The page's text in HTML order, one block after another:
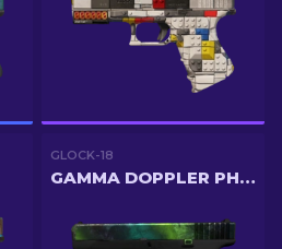
GLOCK-18
GAMMA DOPPLER PHASE 4